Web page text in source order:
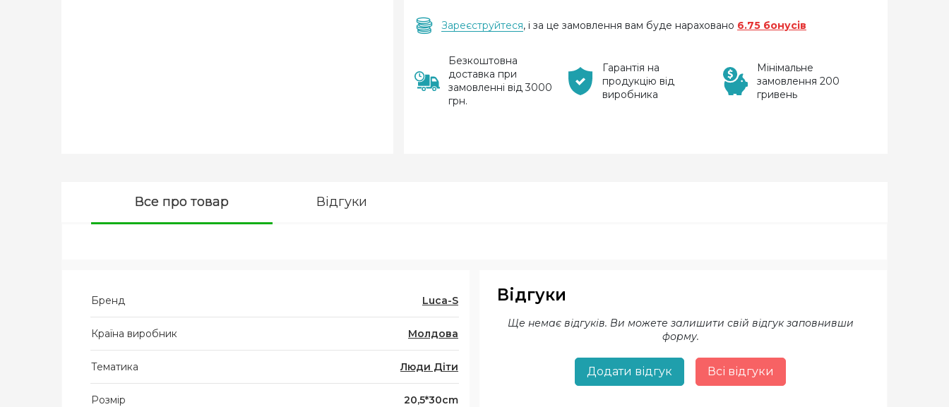
Зареєструйтеся, і за це замовлення вам буде нараховано 6.75 бонусів
Безкоштовна
доставка при
замовленні від 3000
грн.
Гарантія на
продукцію від
виробника
Мінімальне
замовлення 200
гривень
Все про товар Відгуки
Бренд Luca-S
Країна виробник Молдова
Тематика Люди Діти
Розмір 20,5*30cm
Відгуки
Ще немає відгуків. Ви можете залишити свій відгук заповнивши
форму.
Додати відгук Всі відгуки